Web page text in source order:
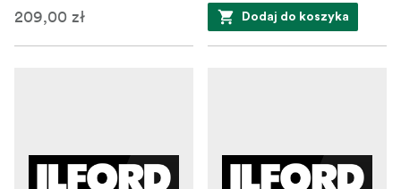
209,00 zł Dodaj do koszyka